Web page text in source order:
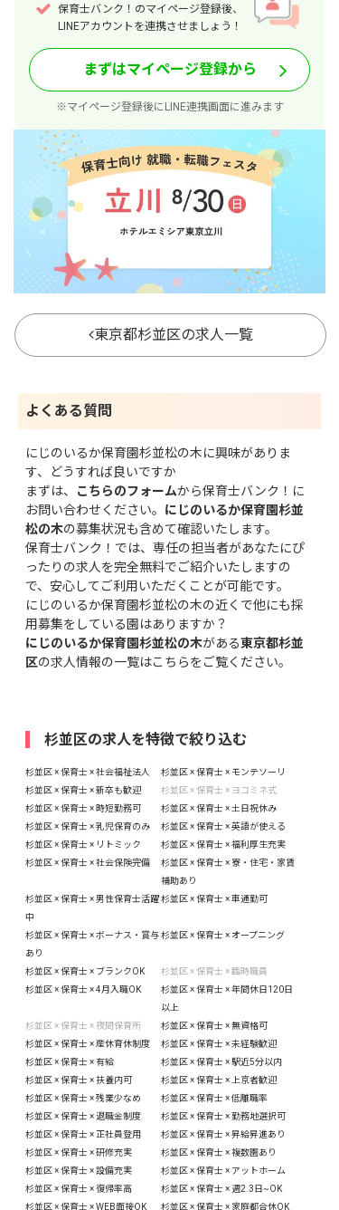
保育士バンク！のマイページ登録後、
LINEアカウントを連携させましょう！
まずはマイページ登録から
※マイページ登録後にLINE連携画面に進みます
東京都杉並区の求人一覧
よくある質問
にじのいるか保育園杉並松の木に興味がありま
す、どうすれば良いですか
まずは、
こちらのフォームから保育士バンク！に
お問い合わせください。 にじのいるか保育園杉並
松の木の募集状況も含めて確認いたします。
保育士バンク！では、専任の担当者があなたにぴ
ったりの求人を完全無料でご紹介いたしますの
で、安心してご利用いただくことが可能です。
にじのいるか保育園杉並松の木の近くで他にも採
用募集をしている園はありますか？
にじのいるか保育園杉並松の木がある東京都杉並
区の求人情報の一覧はこちらをご覧ください。
杉並区の求人を特徴で絞り込む
杉並区 × 保育士 × 社会福祉法人
杉並区 × 保育士 × モンテソーリ
杉並区 × 保育士 × 新卒も歓迎
杉並区 × 保育士 × ヨコミネ式
杉並区 × 保育士 × 時短勤務可
杉並区 × 保育士 × 土日祝休み
杉並区 × 保育士 × 乳児保育のみ
杉並区 × 保育士 × 英語が使える
杉並区 × 保育士 × リトミック
杉並区 × 保育士 × 福利厚生充実
杉並区 × 保育士 × 社会保険完備
杉並区 × 保育士 × 寮・住宅・家賃
補助あり
杉並区 × 保育士 × 男性保育士活躍
中
杉並区 × 保育士 × 車通勤可
杉並区 × 保育士 × ボーナス・賞与
あり
杉並区 × 保育士 × オープニング
杉並区 × 保育士 × ブランクOK
杉並区 × 保育士 × 臨時職員
杉並区 × 保育士 × 4月入職OK
杉並区 × 保育士 × 年間休日120日
以上
杉並区 × 保育士 × 夜間保育所
杉並区 × 保育士 × 無資格可
杉並区 × 保育士 × 産休育休制度
杉並区 × 保育士 × 未経験歓迎
杉並区 × 保育士 × 有給
杉並区 × 保育士 × 駅近5分以内
杉並区 × 保育士 × 扶養内可
杉並区 × 保育士 × 上京者歓迎
杉並区 × 保育士 × 残業少なめ
杉並区 × 保育士 × 低離職率
杉並区 × 保育士 × 退職金制度
杉並区 × 保育士 × 勤務地選択可
杉並区 × 保育士 × 正社員登用
杉並区 × 保育士 × 昇給昇進あり
杉並区 × 保育士 × 研修充実
杉並区 × 保育士 × 複数園あり
杉並区 × 保育士 × 設備充実
杉並区 × 保育士 × アットホーム
杉並区 × 保育士 × 復帰率高
杉並区 × 保育士 × 週2.3日~OK
杉並区 × 保育士 × WEB面接OK
杉並区 × 保育士 × 家庭都合休OK